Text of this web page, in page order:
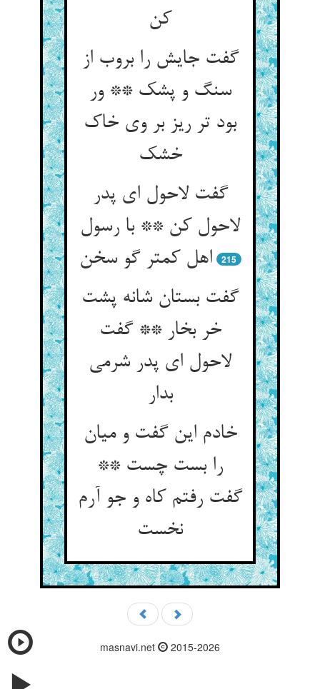
کن‏
گفت جایش را بروب از
سنگ و پشک ** ور
بود تر ریز بر وی خاک
خشک‏
گفت لاحول ای پدر
لاحول کن ** با رسول
اهل کمتر گو سخن‏
215
گفت بستان شانه پشت
خر بخار ** گفت
لاحول ای پدر شرمی
بدار
خادم این گفت و میان
را بست چست **
گفت رفتم کاه و جو آرم
نخست‏
masnavi.net 2015-2026